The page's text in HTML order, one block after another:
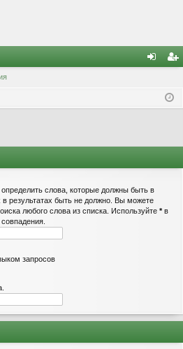
ис
я
определить слова, которые должны быть в
в результатах быть не должно. Вы можете
любого слова из списка. Используйте *в
запросов